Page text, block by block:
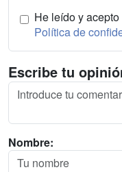
He leído y
Política de
Escribe tu
Nombre: